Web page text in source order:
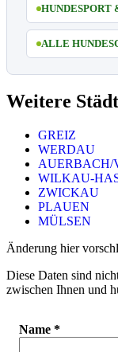
ALLE
Weitere
GREIZ
WERDAU
AUERBACH/
WILKAU-
ZWICKAU
PLAUEN
MÜLSEN
Änderung hier
Diese Daten sind
zwischen Ihnen und
Name *